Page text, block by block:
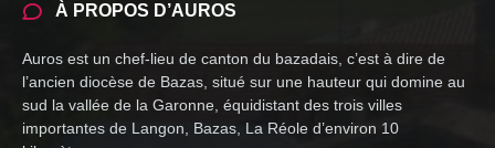
À PROPOS D’AUROS
Auros est un chef-lieu de canton du bazadais, c’est à dire de
l’ancien diocèse de Bazas, situé sur une hauteur qui domine au
sud la vallée de la Garonne, équidistant des trois villes
importantes de Langon, Bazas, La Réole d’environ 10